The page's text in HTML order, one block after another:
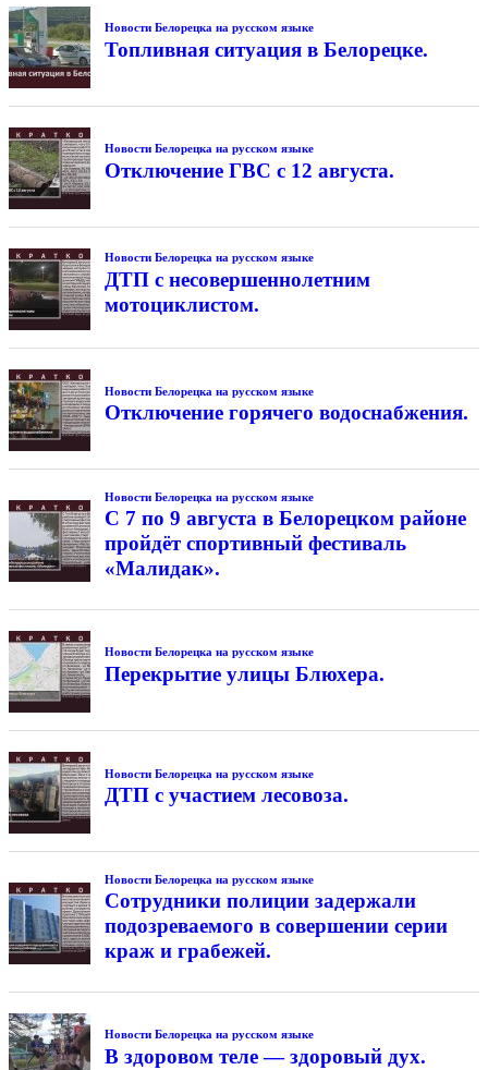
Новости Белорецка на русском языке
Топливная ситуация в Белорецке.
Новости Белорецка на русском языке
Отключение ГВС с 12 августа.
Новости Белорецка на русском языке
ДТП с несовершеннолетним
мотоциклистом.
Новости Белорецка на русском языке
Отключение горячего водоснабжения.
Новости Белорецка на русском языке
С 7 по 9 августа в Белорецком районе
пройдёт спортивный фестиваль
«Малидак».
Новости Белорецка на русском языке
Перекрытие улицы Блюхера.
Новости Белорецка на русском языке
ДТП с участием лесовоза.
Новости Белорецка на русском языке
Сотрудники полиции задержали
подозреваемого в совершении серии
краж и грабежей.
Новости Белорецка на русском языке
В здоровом теле — здоровый дух.